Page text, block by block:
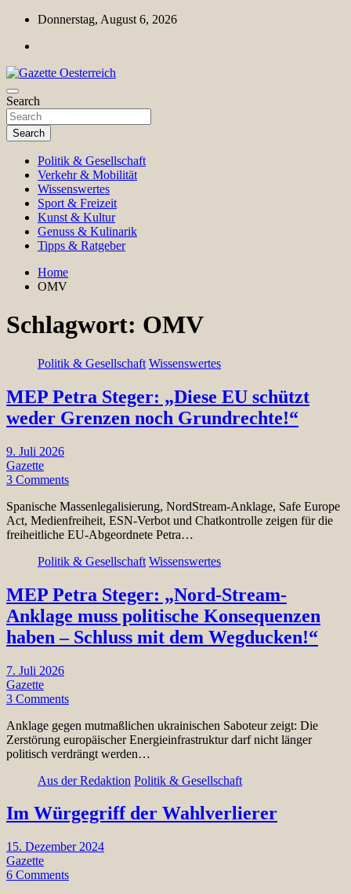
Skip
content
Donnerstag, August 6, 2026
Gazette Oesterreich
Magazin für Freizeit, Politik, Kultur & Wissenschaft
Search
Search
Politik & Gesellschaft
Verkehr & Mobilität
Wissenswertes
Sport & Freizeit
Kunst & Kultur
Genuss & Kulinarik
Tipps & Ratgeber
Home
OMV
Schlagwort: OMV
Politik & Gesellschaft Wissenswertes
MEP Petra Steger: „Diese EU schützt
weder Grenzen noch Grundrechte!“
9. Juli 2026
Gazette
3 Comments
Spanische Massenlegalisierung, NordStream-Anklage, Safe Europe
Act, Medienfreiheit, ESN-Verbot und Chatkontrolle zeigen für die
freiheitliche EU-Abgeordnete Petra…
Politik & Gesellschaft Wissenswertes
MEP Petra Steger: „Nord-Stream-
Anklage muss politische Konsequenzen
haben – Schluss mit dem Wegducken!“
7. Juli 2026
Gazette
3 Comments
Anklage gegen mutmaßlichen ukrainischen Saboteur zeigt: Die
Zerstörung europäischer Energieinfrastruktur darf nicht länger
politisch verdrängt werden…
Aus der Redaktion Politik & Gesellschaft
Im Würgegriff der Wahlverlierer
15. Dezember 2024
Gazette
6 Comments